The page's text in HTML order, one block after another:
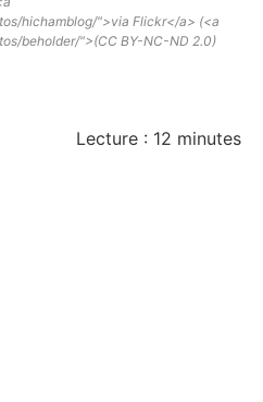
hichamblog/">via Flickr</a> (<a
beholder/">(CC BY-NC-ND 2.0)
Lecture : 12 minutes